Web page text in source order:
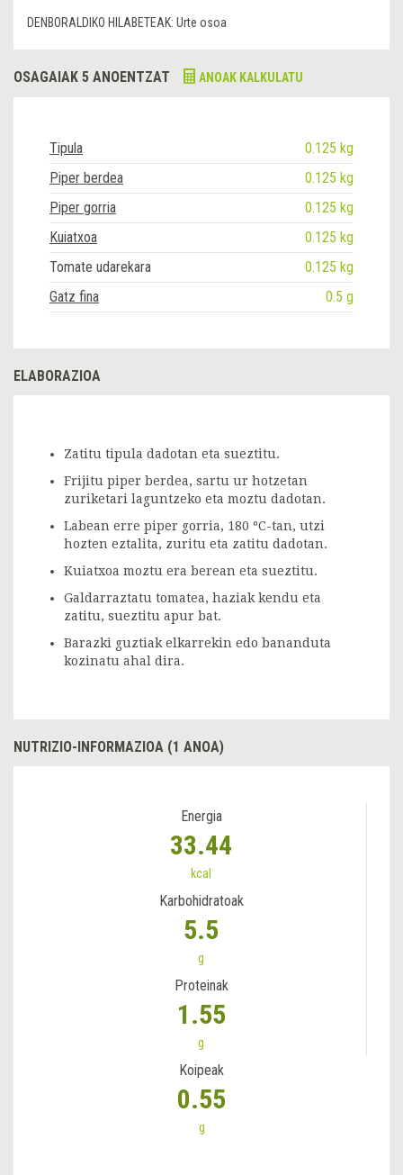
DENBORALDIKO HILABETEAK: Urte osoa
OSAGAIAK 5 ANOENTZAT ANOAK KALKULATU
Tipula
0.125 kg
Piper berdea
0.125 kg
Piper gorria
0.125 kg
Kuiatxoa
0.125 kg
Tomate udarekara
0.125 kg
Gatz fina
0.5 g
ELABORAZIOA
Zatitu tipula dadotan eta sueztitu.
Frijitu piper berdea, sartu ur hotzetan
zuriketari laguntzeko eta moztu dadotan.
Labean erre piper gorria, 180 ºC-tan, utzi
hozten eztalita, zuritu eta zatitu dadotan.
Kuiatxoa moztu era berean eta sueztitu.
Galdarraztatu tomatea, haziak kendu eta
zatitu, sueztitu apur bat.
Barazki guztiak elkarrekin edo bananduta
kozinatu ahal dira.
NUTRIZIO-INFORMAZIOA (1 ANOA)
Energia
33.44
kcal
Karbohidratoak
5.5
g
Proteinak
1.55
g
Koipeak
0.55
g